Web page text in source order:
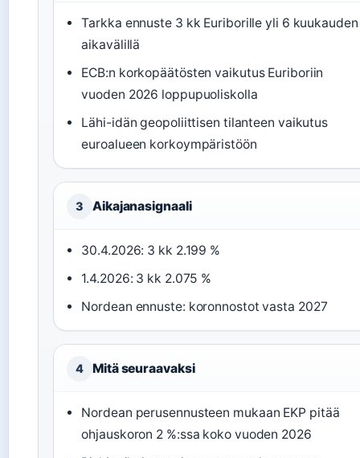
Tarkka ennuste 3 kk Euriborille yli 6 kuukauden
aikavälillä
ECB:n korkopäätösten vaikutus Euriboriin
vuoden 2026 loppupuoliskolla
Lähi-idän geopoliittisen tilanteen vaikutus
euroalueen korkoympäristöön
3 Aikajanasignaali
30.4.2026: 3 kk 2.199 %
1.4.2026: 3 kk 2.075 %
Nordean ennuste: koronnostot vasta 2027
4 Mitä seuraavaksi
Nordean perusennusteen mukaan EKP pitää
ohjauskoron 2 %:ssa koko vuoden 2026